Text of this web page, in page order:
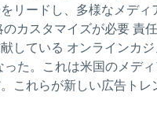
リードし、多様なメデ
カスタマイズが必要
している オンラインカ
た。これは米国のメデ
これらが新しい広告ト